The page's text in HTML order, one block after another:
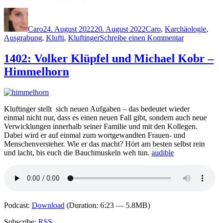
Autor
Caro24. August 202220. August 2022Caro, Karchäologie,
Ausgrabung, Klufti, KluftingerSchreibe einen Kommentarzu
Volker
Klüpfel
Affenhitze
1402: Volker Klüpfel und Michael Kobr –
Himmelhorn
Kluftinger stellt sich neuen Aufgaben – das bedeutet wieder
einmal nicht nur, dass es einen neuen Fall gibt, sondern auch neue
Verwicklungen innerhalb seiner Familie und mit den Kollegen.
Dabei wird er auf einmal zum wortgewandten Frauen- und
Menschenversteher. Wie er das macht? Hört am besten selbst rein
und lacht, bis euch die Bauchmuskeln weh tun. audible
Podcast: Download (Duration: 6:23 — 5.8MB)